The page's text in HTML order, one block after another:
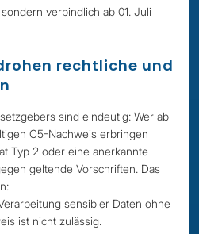
verbindlich ab 01. Juli
rechtliche und
sind eindeutig: Wer ab
C5-Nachweis erbringen
Typ 2 oder eine anerkannte
geltende Vorschriften. Das
sensibler Daten ohne
ist nicht zulässig.